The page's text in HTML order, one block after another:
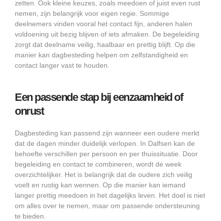
zetten. Ook kleine keuzes, zoals meedoen of juist even rust
nemen, zijn belangrijk voor eigen regie. Sommige
deelnemers vinden vooral het contact fijn, anderen halen
voldoening uit bezig blijven of iets afmaken. De begeleiding
zorgt dat deelname veilig, haalbaar en prettig blijft. Op die
manier kan dagbesteding helpen om zelfstandigheid en
contact langer vast te houden.
Een passende stap bij eenzaamheid of
onrust
Dagbesteding kan passend zijn wanneer een oudere merkt
dat de dagen minder duidelijk verlopen. In Dalfsen kan de
behoefte verschillen per persoon en per thuissituatie. Door
begeleiding en contact te combineren, wordt de week
overzichtelijker. Het is belangrijk dat de oudere zich veilig
voelt en rustig kan wennen. Op die manier kan iemand
langer prettig meedoen in het dagelijks leven. Het doel is niet
om alles over te nemen, maar om passende ondersteuning
te bieden.